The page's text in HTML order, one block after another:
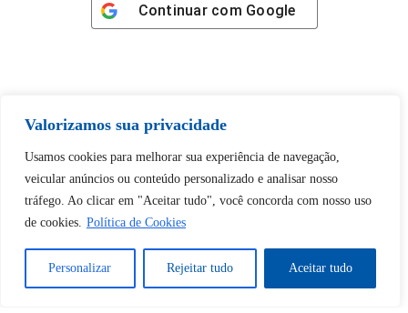
Valorizamos sua privacidade
Usamos cookies para melhorar sua experiência de navegação,
veicular anúncios ou conteúdo personalizado e analisar nosso
tráfego. Ao clicar em "Aceitar tudo", você concorda com nosso uso
de cookies. Política de Cookies
Personalizar Rejeitar tudo Aceitar tudo
Continuar com Google
Tem certeza de que deseja
desbloquear esta publicação?
Desbloquear esquerda : 0
Sim Não